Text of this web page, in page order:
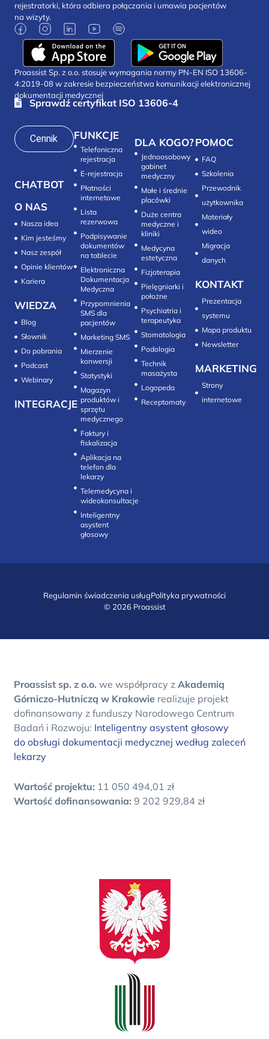
rejestratorki, która odbiera połączania i umawia pacjentów
na wizyty.
Proassist Sp. z o.o. stosuje wymagania normy PN-EN ISO 13606-
4:2019-08 w zakresie bezpieczeństwa komunikacji elektronicznej
dokumentacji medycznej
Sprawdź certyfikat ISO 13606-4
Cennik
CHATBOT
O NAS
Nasza idea
Kim jesteśmy
Nasz zespół
Opinie klientów
Kariera
WIEDZA
Blog
Słownik
Do pobrania
Podcast
Webinary
INTEGRACJE
FUNKCJE
Telefoniczna
rejestracja
E-rejestracja
Płatności
internetowe
Lista
rezerwowa
Podpisywanie
dokumentów
na tablecie
Elektroniczna
Dokumentacja
Medyczna
Przypomnienia
SMS dla
pacjentów
Marketing SMS
Mierzenie
konwersji‎
Statystyki
Magazyn
produktów i
sprzętu
medycznego
Faktury i
fiskalizacja
Aplikacja na
telefon dla
lekarzy
Telemedycyna i
wideokonsultacje‎
Inteligentny
asystent
głosowy
DLA KOGO?
Jednoosobowy
gabinet
medyczny
Małe i średnie
placówki
Duże centra
medyczne i
kliniki
Medycyna
estetyczna
Fizjoterapia
Pielęgniarki i
położne
Psychiatria i
terapeutyka
Stomatologia
Technik
masażysta
Logopeda
POMOC
FAQ
Szkolenia
Przewodnik
użytkownika
Materiały
wideo
Migracja
danych
KONTAKT
Prezentacja
systemu
Mapa produktu
Newsletter
MARKETING
Strony
internetowe
Regulamin świadczenia usługPolityka prywatności
© 2026 Proassist
Proassist sp. z o.o. we współpracy z Akademią
Górniczo-Hutniczą w Krakowie realizuje projekt
dofinansowany z funduszy Narodowego Centrum
Badań i Rozwoju: Inteligentny asystent głosowy
do obsługi dokumentacji medycznej według zaleceń
lekarzy
Wartość projektu: 11 050 494,01 zł
Wartość dofinansowania: 9 202 929,84 zł